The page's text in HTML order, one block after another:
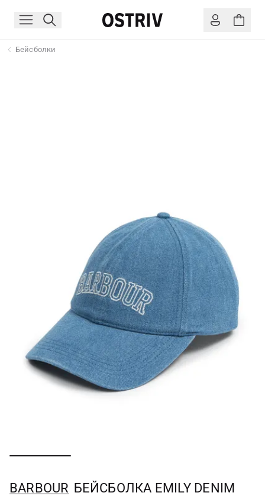
Бейсболки
BARBOUR БЕЙСБОЛКА EMILY DENIM